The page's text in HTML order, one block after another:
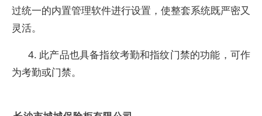
过统一的内置管理软件进行设置，使整套系统既严密又
灵活。
4. 此产品也具备指纹考勤和指纹门禁的功能，可作
为考勤或门禁。